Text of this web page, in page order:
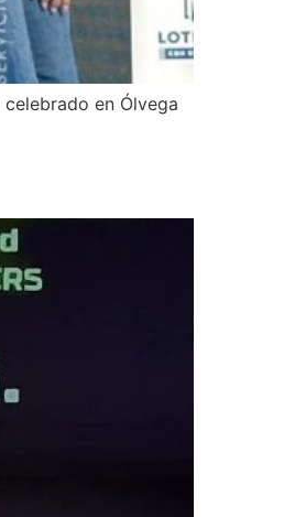
en Ólvega